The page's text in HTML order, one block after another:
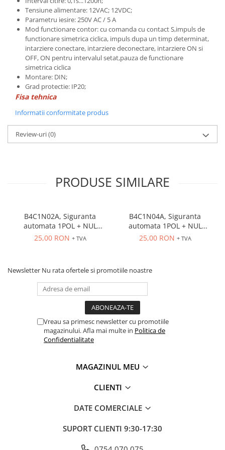
Seria Lyte
Seria PMT&PMC
Seria Sync
STEP-PS
TRIO-PS
TRIO-UPS
UNO-PS
Contactoare
Butoane si accesorii
Lampa multi LED
Intrerupatoare de protectie
Accesorii cleme
Cleme 10mm
Intrerupator general
Convertor semnal si adaptor
Cutie distributie
Lichidare stoc
Limitatoare
defectelor de arc electric AFDD+
Limitator de supratensiuni
Tensiune alimentare: 12VAC; 12VDC;
Parametru iesire: 250V AC / 5 A
Mod functionare contor: cu comanda cu contact S,impuls de
functionare simetrica ciclica, impuls dupa un timp determinat,
intarziere conectare, intarziere deconectare, intarziere ON si
OFF, ON pentru intervalul setat,pauza de functionare
simetrica ciclica
Montare: DIN;
Grad protectie: IP20;
Fisa tehnica
Informatii conformitate produs
Review-uri(0)
PRODUSE SIMILARE
B4C1N02A, Siguranta
automata 1POL + NUL
4.5kA, 2A, curba C
25,00 RON + TVA
B4C1N04A, Siguranta
automata 1POL + NUL
4.5kA, 4A, curba C
25,00 RON + TVA
Newsletter Nu rata ofertele si promotiile noastre
Vreau sa primesc newsletter cu promotiile
magazinului. Afla mai multe in Politica de
Confidentialitate
MAGAZINUL MEU
CLIENTI
DATE COMERCIALE
SUPORT CLIENTI 9:30-17:30